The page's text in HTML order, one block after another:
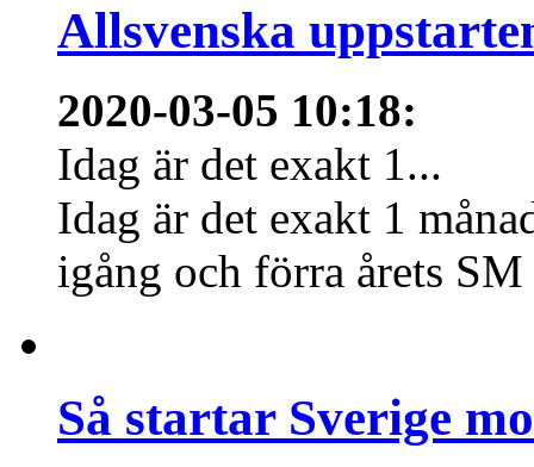
Allsvenska
2020-03-05 10:18:
Idag är det exakt 1...
Idag är det exakt 1
igång och förra årets
Så startar Sverige